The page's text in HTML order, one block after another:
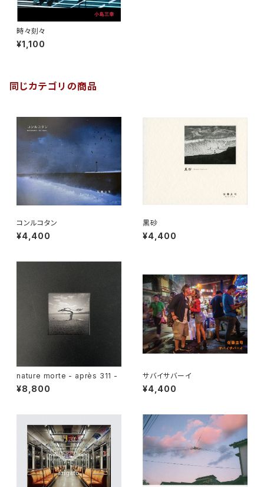
時々刻々
¥1,100
同じカテゴリの商品
コンルコタン
¥4,400
黒砂
¥4,400
nature morte - après 311 -
¥8,800
サバイサバーイ
¥4,400